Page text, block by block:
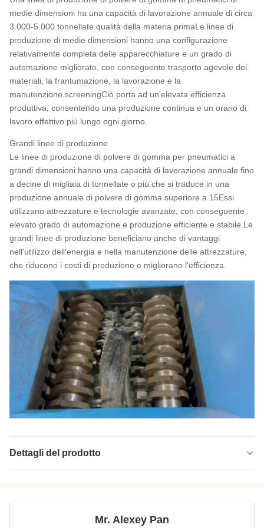
medie dimensioni ha una capacità di lavorazione annuale di circa
3.000-5.000 tonnellate.qualità della materia primaLe linee di
produzione di medie dimensioni hanno una configurazione
relativamente completa delle apparecchiature e un grado di
automazione migliorato, con conseguente trasporto agevole dei
materiali, la frantumazione, la lavorazione e la
manutenzione.screeningCiò porta ad un'elevata efficienza
produttiva, consentendo una produzione continua e un orario di
lavoro effettivo più lungo ogni giorno.
Grandi linee di produzione
Le linee di produzione di polvere di gomma per pneumatici a
grandi dimensioni hanno una capacità di lavorazione annuale fino
a decine di migliaia di tonnellate o più.che si traduce in una
produzione annuale di polvere di gomma superiore a 15Essi
utilizzano attrezzature e tecnologie avanzate, con conseguente
elevato grado di automazione e produzione efficiente e stabile.Le
grandi linee di produzione beneficiano anche di vantaggi
nell'utilizzo dell'energia e nella manutenzione delle attrezzature,
che riducono i costi di produzione e migliorano l'efficienza.
Dettagli del prodotto
Sistema di programmazione PLC
Mr. Alexey Pan